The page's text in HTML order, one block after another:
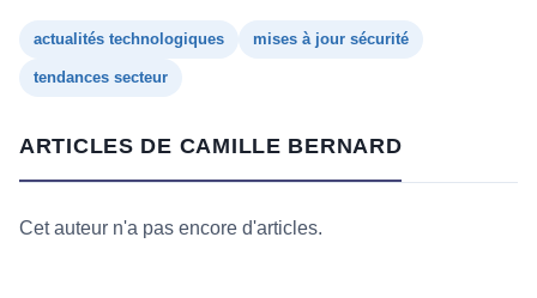
actualités technologiques mises à jour sécurité
tendances secteur
ARTICLES DE CAMILLE BERNARD
Cet auteur n'a pas encore d'articles.